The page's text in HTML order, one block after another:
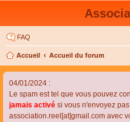
FAQ
Accueil Accueil du forum
04/01/2024 :
Le spam est tel que vous pouvez
jamais activé si vous n'envoyez
association.reel[at]gmail.com avec